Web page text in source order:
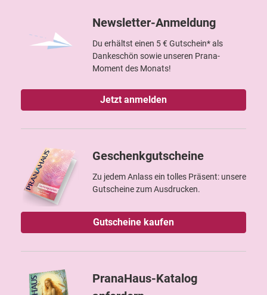
Newsletter-Anmeldung
Du erhältst einen 5 € Gutschein* als
Dankeschön sowie unseren Prana-
Moment des Monats!
Jetzt anmelden
Geschenkgutscheine
Zu jedem Anlass ein tolles Präsent: unsere
Gutscheine zum Ausdrucken.
Gutscheine kaufen
PranaHaus-Katalog